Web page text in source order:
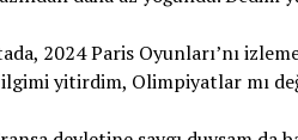
2024 Paris Oyunları’nı
ilgimi yitirdim, Olimpiyatlar mı